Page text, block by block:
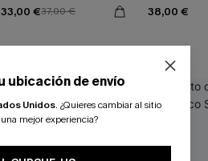
33,00 €37,00 € 38,00 €
GUSTAR
ubicación de envío
Unidos. ¿Quieres cambiar al sitio
mejor experiencia?